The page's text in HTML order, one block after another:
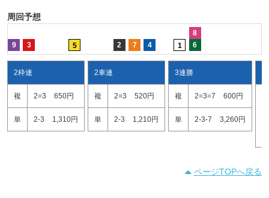
周回予想
8
9
3 5 2 7 4 1 6
2枠連
複 2=3 650円
単 2-3 1,310円
2車連
複 2=3 520円
単 2-3 1,210円
3連勝
複 2=3=7 600円
単 2-3-7 3,260円
ページTOPへ戻る